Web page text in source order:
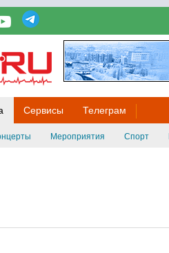
Сервисы Телеграм
Мероприятия Спорт